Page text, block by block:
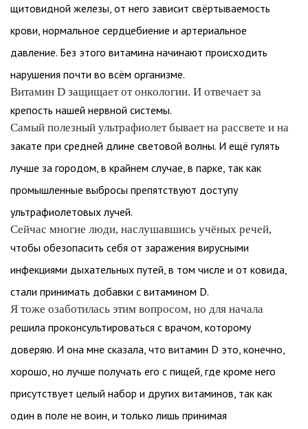
щитовидной железы, от него зависит свёртываемость
крови, нормальное сердцебиение и артериальное
давление. Без этого витамина начинают происходить
нарушения почти во всём организме.
Витамин D защищает от онкологии. И отвечает за
крепость нашей нервной системы.
Самый полезный ультрафиолет бывает на рассвете и на
закате при средней длине световой волны. И ещё гулять
лучше за городом, в крайнем случае, в парке, так как
промышленные выбросы препятствуют доступу
ультрафиолетовых лучей.
Сейчас многие люди, наслушавшись учёных речей,
чтобы обезопасить себя от заражения вирусными
инфекциями дыхательных путей, в том числе и от ковида,
стали принимать добавки с витамином D.
Я тоже озаботилась этим вопросом, но для начала
решила проконсультироваться с врачом, которому
доверяю. И она мне сказала, что витамин D это, конечно,
хорошо, но лучше получать его с пищей, где кроме него
присутствует целый набор и других витаминов, так как
один в поле не воин, и только лишь принимая